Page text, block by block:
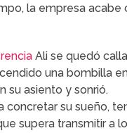
la empresa
Ali se quedó
una bombilla
su asiento y sonrió.
concretar su sueño,
supera transmitir a